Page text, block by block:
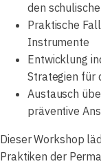
den
Praktische
Instrumente
Entwicklung
Strategien für
Austausch
präventive
Dieser Workshop
Praktiken der